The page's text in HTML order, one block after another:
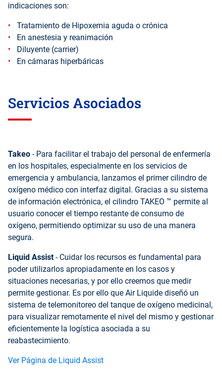
indicaciones son:
Tratamiento de Hipoxemia aguda o crónica
En anestesia y reanimación
Diluyente (carrier)
En cámaras hiperbáricas
Servicios Asociados
Takeo - Para facilitar el trabajo del personal de enfermería
en los hospitales, especialmente en los servicios de
emergencia y ambulancia, lanzamos el primer cilindro de
oxígeno médico con interfaz digital. Gracias a su sistema
de información electrónica, el cilindro TAKEO ™ permite al
usuario conocer el tiempo restante de consumo de
oxígeno, permitiendo optimizar su uso de una manera
segura.
Liquid Assist- Cuidar los recursos es fundamental para
poder utilizarlos apropiadamente en los casos y
situaciones necesarias, y por ello creemos que medir
permite gestionar. Es por ello que Air Liquide diseñó un
sistema de telemonitoreo del tanque de oxígeno medicinal,
para visualizar remotamente el nivel del mismo y gestionar
eficientemente la logística asociada a su
reabastecimiento.
Ver Página de Liquid Assist